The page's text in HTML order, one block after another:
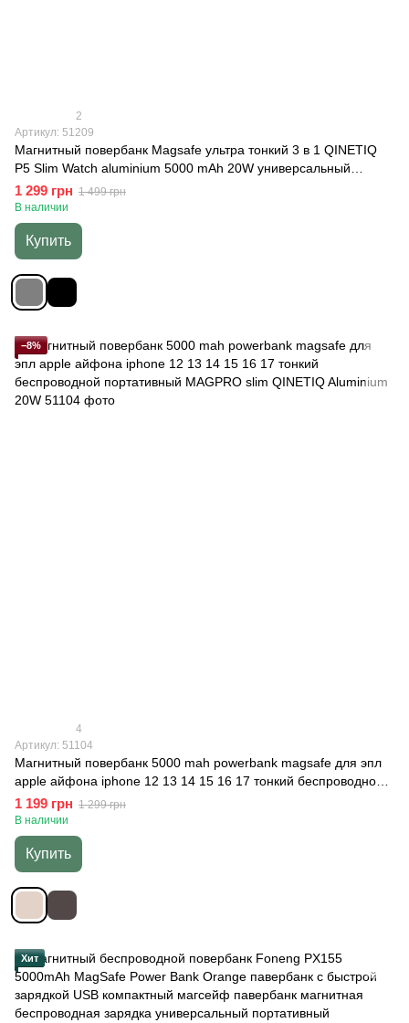
2
Артикул: 51209
Магнитный повербанк Magsafe ультра тонкий 3 в 1 QINETIQ
P5 Slim Watch aluminium 5000 mAh 20W универсальный
павербанк 2 в 1 для Apple Watch iPhone
1 299 грн 1 499 грн
В наличии
Купить
−8%
4
Артикул: 51104
Магнитный повербанк 5000 mah powerbank magsafe для эпл
apple айфона iphone 12 13 14 15 16 17 тонкий беспроводной
портативный MAGPRO slim QINETIQ Aluminium 20W, Бежевый
1 199 грн 1 299 грн
В наличии
Купить
Хит